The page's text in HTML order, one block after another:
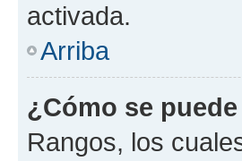
activada.
Arriba
¿Cómo se
Rangos, los